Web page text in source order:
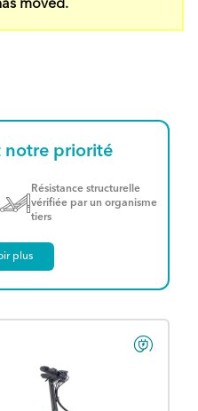
moved.
notre priorité
Résistance structurelle
vérifiée par un organisme
tiers
plus